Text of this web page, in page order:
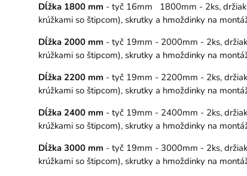
Dĺžka 1800 mm - tyč 16mm 1800mm - 2ks, držiak
krúžkami so štipcom), skrutky a hmoždinky na
Dĺžka 2000 mm - tyč 19mm - 2000mm - 2ks,
krúžkami so štipcom), skrutky a hmoždinky na
Dĺžka 2200 mm - tyč 19mm - 2200mm - 2ks,
krúžkami so štipcom), skrutky a hmoždinky na
Dĺžka 2400 mm - tyč 19mm - 2400mm - 2ks,
krúžkami so štipcom), skrutky a hmoždinky na
Dĺžka 3000 mm - tyč 19mm - 3000mm - 2ks,
krúžkami so štipcom), skrutky a hmoždinky na